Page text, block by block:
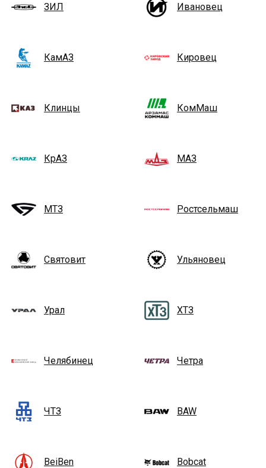
ЗИЛ Ивановец
КамАЗ Кировец
Клинцы КомМаш
КрАЗ МАЗ
МТЗ Ростсельмаш
Святовит Ульяновец
Урал ХТЗ
Челябинец Четра
ЧТЗ BAW
BeiBen Bobcat